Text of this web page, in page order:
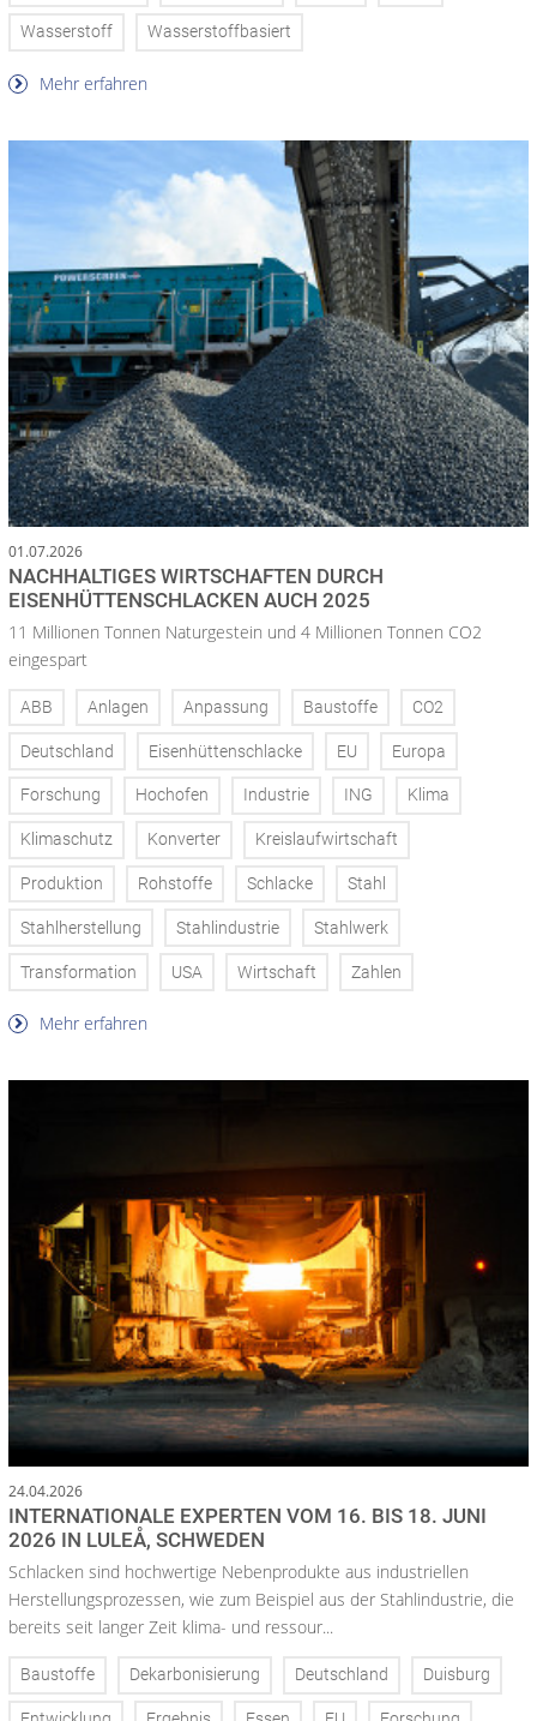
Wasserstoff Wasserstoffbasiert
Mehr erfahren
01.07.2026
NACHHALTIGES WIRTSCHAFTEN DURCH
EISENHÜTTENSCHLACKEN AUCH 2025
11 Millionen Tonnen Naturgestein und 4 Millionen Tonnen CO2
eingespart
ABB Anlagen Anpassung Baustoffe CO2
Deutschland Eisenhüttenschlacke EU Europa
Forschung Hochofen Industrie ING Klima
Klimaschutz Konverter Kreislaufwirtschaft
Produktion Rohstoffe Schlacke Stahl
Stahlherstellung Stahlindustrie Stahlwerk
Transformation USA Wirtschaft Zahlen
Mehr erfahren
24.04.2026
INTERNATIONALE EXPERTEN VOM 16. BIS 18. JUNI
2026 IN LULEÅ, SCHWEDEN
Schlacken sind hochwertige Nebenprodukte aus industriellen
Herstellungsprozessen, wie zum Beispiel aus der Stahlindustrie, die
bereits seit langer Zeit klima- und ressour...
Baustoffe Dekarbonisierung Deutschland Duisburg